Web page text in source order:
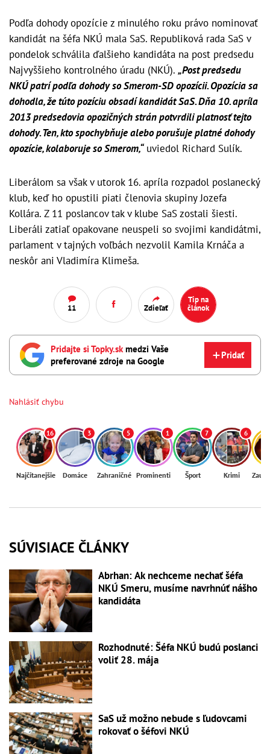
Podľa dohody opozície z minulého roku právo nominovať
kandidát na šéfa NKÚ mala SaS. Republiková rada SaS v
pondelok schválila ďalšieho kandidáta na post predsedu
Najvyššieho kontrolného úradu (NKÚ). „Post predsedu
NKÚ patrí podľa dohody so Smerom-SD opozícii. Opozícia sa
dohodla, že túto pozíciu obsadí kandidát SaS. Dňa 10. apríla
2013 predsedovia opozičných strán potvrdili platnosť tejto
dohody. Ten, kto spochybňuje alebo porušuje platné dohody
opozície, kolaboruje so Smerom,“uviedol Richard Sulík.
Liberálom sa však v utorok 16. apríla rozpadol poslanecký
klub, keď ho opustili piati členovia skupiny Jozefa
Kollára. Z 11 poslancov tak v klube SaS zostali šiesti.
Liberáli zatiaľ opakovane neuspeli so svojimi kandidátmi,
parlament v tajných voľbách nezvolil Kamila Krnáča a
neskôr ani Vladimíra Klimeša.
11 Zdieľať
Tip na
článok
Pridajte si Topky.sk medzi Vaše
preferované zdroje na Google
Pridať
Nahlásiť chybu
16
Najčítanejšie
3
Domáce
5
Zahraničné
1
Prominenti
7
Šport
6
Krimi
SÚVISIACE ČLÁNKY
Abrhan: Ak nechceme nechať šéfa
NKÚ Smeru, musíme navrhnúť nášho
kandidáta
Rozhodnuté: Šéfa NKÚ budú poslanci
voliť 28. mája
SaS už možno nebude s ľudovcami
rokovať o šéfovi NKÚ